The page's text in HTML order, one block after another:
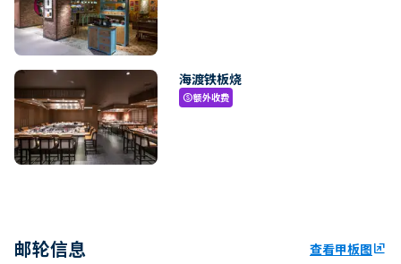
海渡铁板烧
paid额外收费
邮轮信息 查看甲板图ungroup